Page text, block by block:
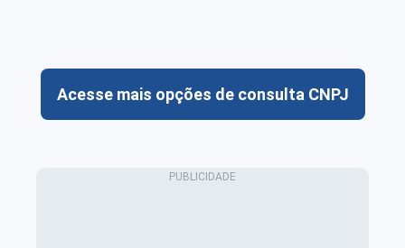
Acesse mais opções de consulta CNPJ